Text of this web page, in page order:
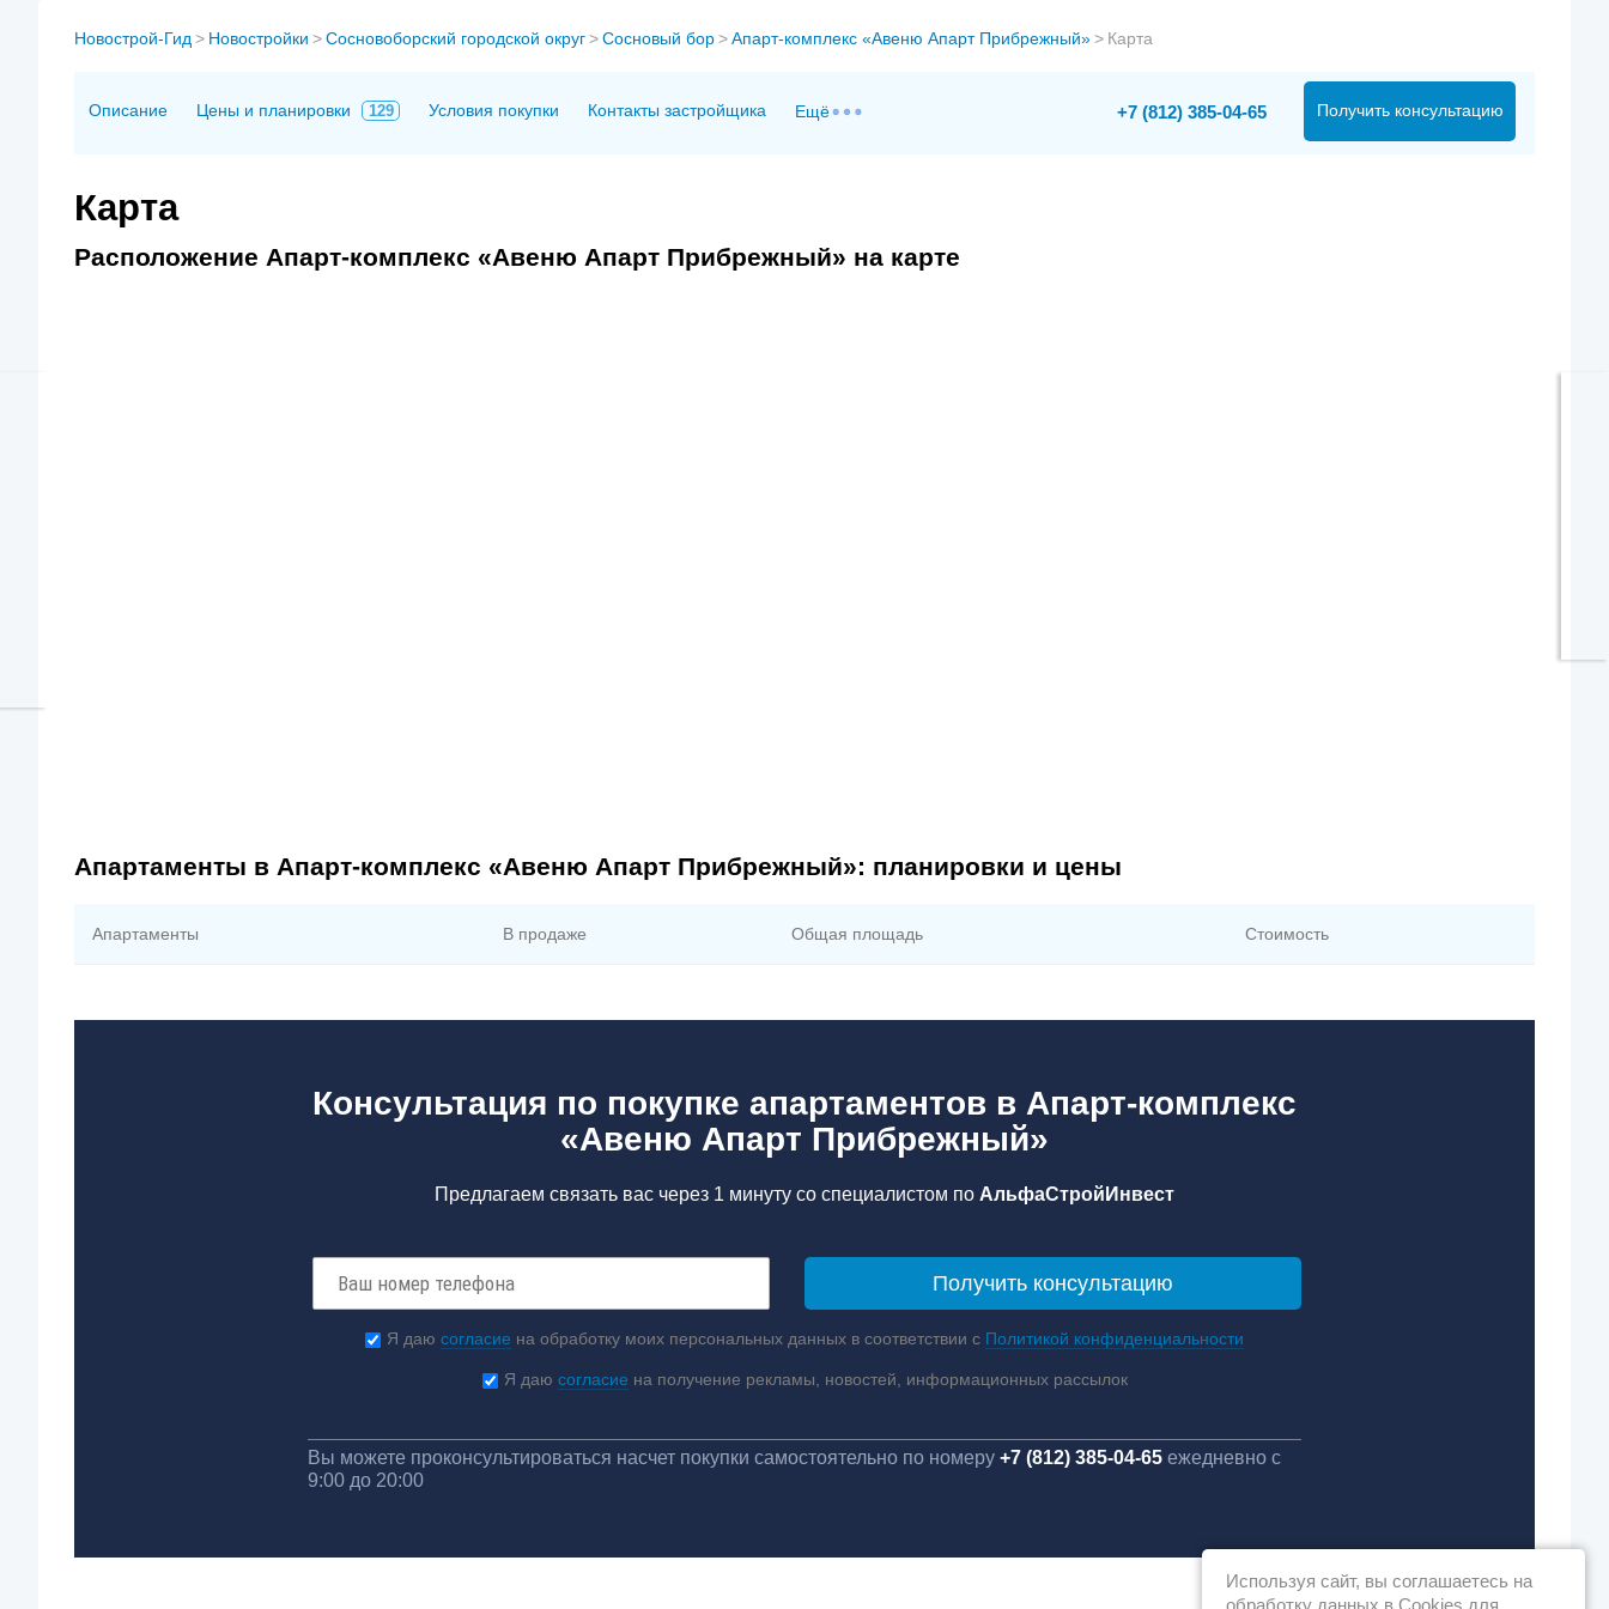
Новострой-Гид > Новостройки >Сосновоборский городской округ>Сосновый бор>Апарт-комплекс «Авеню Апарт Прибрежный»> Карта
Описание Цены и планировки 129 Условия покупки Контакты застройщика Ещё Получить консультацию
+7 (812) 385-04-65
Карта
Расположение Апарт-комплекс «Авеню Апарт Прибрежный» на карте
Апартаменты в Апарт-комплекс «Авеню Апарт Прибрежный»: планировки и цены
Апартаменты В продаже Общая площадь Стоимость
Консультация по покупке апартаментов в Апарт-комплекс
«Авеню Апарт Прибрежный»
Предлагаем связать вас через 1 минуту со специалистом по АльфаСтройИнвест
Я даю согласие на обработку моих персональных данных в соответствии с Политикой конфиденциальности
Я даю согласие на получение рекламы, новостей, информационных рассылок
Вы можете проконсультироваться насчет покупки самостоятельно по номеру+7 (812) 385-04-65 ежедневно с
9:00 до 20:00
Используя сайт, вы соглашаетесь на
обработку данных в Cookies для